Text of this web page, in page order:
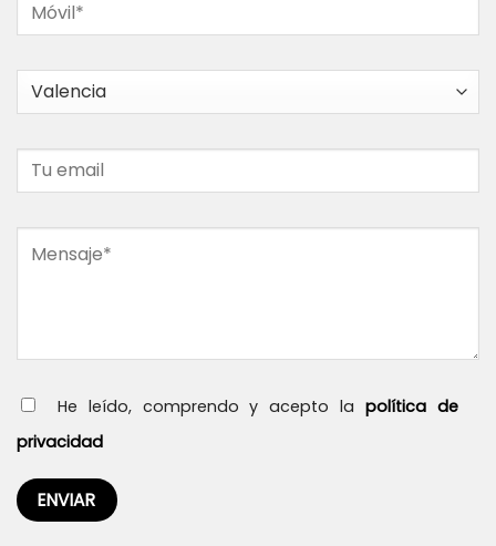
He leído, comprendo y acepto lapolítica de
privacidad